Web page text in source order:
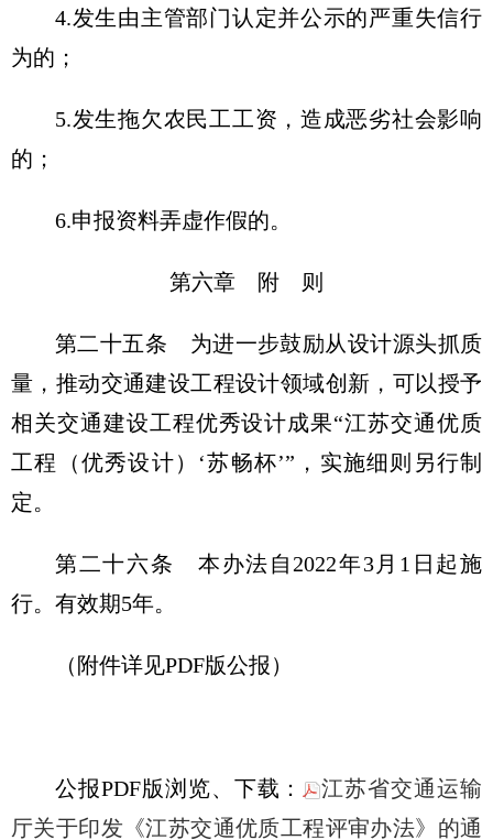
4.发生由主管部门认定并公示的严重失信行
为的；
5.发生拖欠农民工工资，造成恶劣社会影响
的；
6.申报资料弄虚作假的。
第六章 附 则
第二十五条 为进一步鼓励从设计源头抓质
量，推动交通建设工程设计领域创新，可以授予
相关交通建设工程优秀设计成果“江苏交通优质
工程（优秀设计）‘苏畅杯’”，实施细则另行制
定。
第二十六条 本办法自2022年3月1日起施
行。有效期5年。
（附件详见PDF版公报）
公报PDF版浏览、下载：
江苏省交通运输
厅关于印发《江苏交通优质工程评审办法》的通